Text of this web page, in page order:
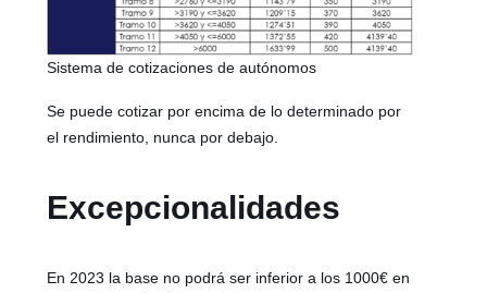
Sistema de cotizaciones de autónomos
Se puede cotizar por encima de lo determinado por
el rendimiento, nunca por debajo.
Excepcionalidades
En 2023 la base no podrá ser inferior a los 1000€ en